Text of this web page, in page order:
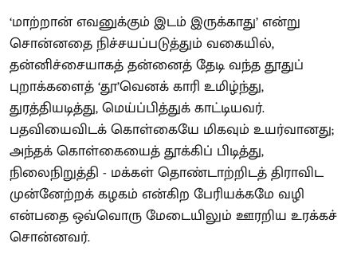
‘மாற்றான் எவனுக்கும் இடம் இருக்காது’ என்று
சொன்னதை நிச்சயப்படுத்தும் வகையில்,
தன்னிச்சையாகத் தன்னைத் தேடி வந்த தூதுப்
புறாக்களைத் ‘தூ’வெனக் காரி உமிழ்ந்து,
துரத்தியடித்து, மெய்ப்பித்துக் காட்டியவர்.
பதவியைவிடக் கொள்கையே மிகவும் உயர்வானது;
அந்தக் கொள்கையைத் தூக்கிப் பிடித்து,
நிலைநிறுத்தி - மக்கள் தொண்டாற்றிடத் திராவிட
முன்னேற்றக் கழகம் என்கிற பேரியக்கமே வழி
என்பதை ஒவ்வொரு மேடையிலும் ஊரறிய உரக்கச்
சொன்னவர்.